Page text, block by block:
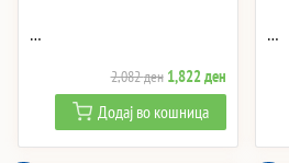
…
2,082ден Original
price
was:
2,082 ден.
1,822денCurrent
price
is:
1,822 ден.
Додај во кошница
…